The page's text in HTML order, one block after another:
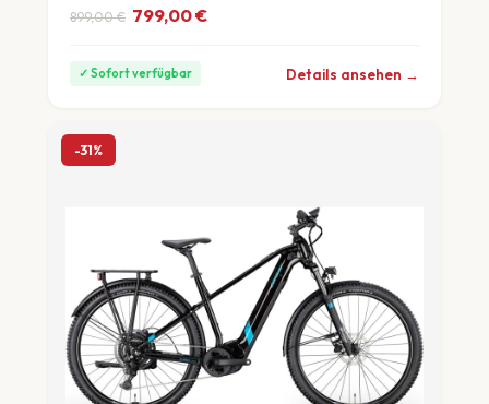
899,00€
Ursprünglicher Preis war: 899,00 €
799,00€
Aktueller Preis ist: 799,00 €.
✓ Sofort verfügbar Details ansehen →
-31%